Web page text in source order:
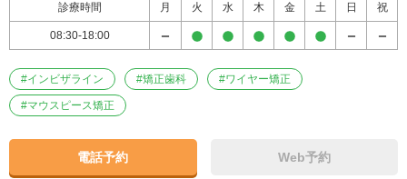
診療時間 月 火 水 木 金 土 日 祝
08:30-18:00
#インビザライン #矯正歯科 #ワイヤー矯正
#マウスピース矯正
電話予約 Web予約